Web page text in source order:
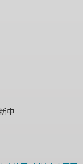
中